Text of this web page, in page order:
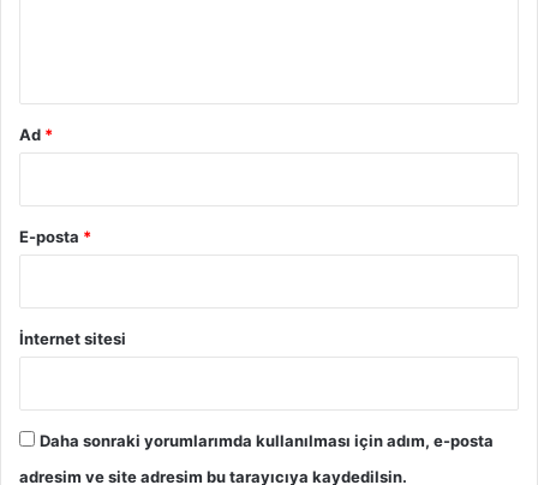
Ad *
E-posta *
İnternet sitesi
Daha sonraki yorumlarımda kullanılması için adım, e-posta
adresim ve site adresim bu tarayıcıya kaydedilsin.